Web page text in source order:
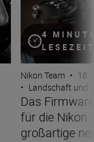
4
Nikon Team • 18
• Landschaft und
Das
für die Nikon
großartige